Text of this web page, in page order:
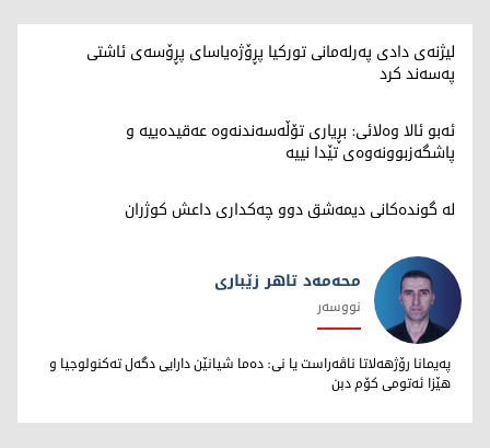
لیژنەی دادی پەرلەمانی توركیا پڕۆژەیاسای پڕۆسەی ئاشتی
پەسەند كرد
ئەبو ئالا وەلائی: بڕیاری تۆڵەسەندنەوە عەقیدەییە و
پاشگەزبوونەوەی تێدا نییە
لە گوندەکانی دیمەشق دوو چەکداری داعش کوژران
محەمەد تاهر زێبارى
محەمەد تاهر زێبارى
نووسەر
پەیمانا رۆژهەلاتا ناڤەراست یا نى: دەما شیانێن دارایى دگەل تەکنولوجیا و
هێزا ئەتومى کۆم دبن